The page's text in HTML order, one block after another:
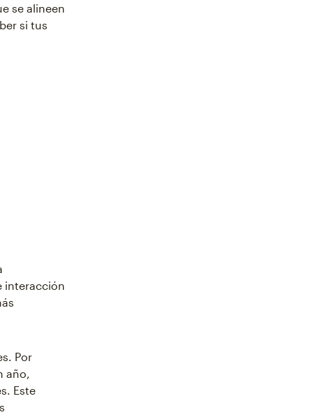
se alineen
si tus
interacción
Por
año,
Este